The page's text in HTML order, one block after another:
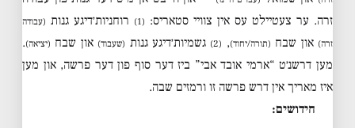
זרה. ער צעטיילט עס אין צוויי סטאריס: (1) רוחניות׳דיגע גנות (עבודה
זרה) און שבח (תורה/יחוד),
(2) גשמיות׳דיגע גנות (שעבוד) און שבח (יציאה).
מען דרשנ׳ט “ארמי אובד אבי” ביז דער סוף פון דער פרשה, און מען
איז מאריך אין דרש פרשה זו ורמזים שבה.
חידושים: